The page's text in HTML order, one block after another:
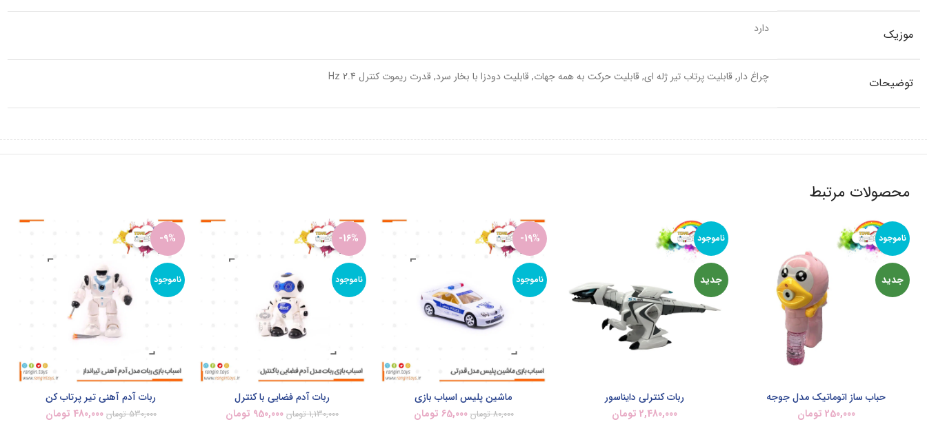
موزیک دارد
توضیحات چراغ دار, قابلیت پرتاب تیر ژله ای, قابلیت حرکت به همه جهات, قابلیت دودزا با بخار سرد, قدرت ریموت کنترل 2.4 Hz
محصولات مرتبط
ناموجود
جدید
حباب ساز اتوماتیک مدل جوجه
250,000 تومان
ناموجود
جدید
ربات کنترلی دایناسور
2,480,000 تومان
-19%
ناموجود
ماشین پلیس اسباب بازی
80,000 تومان 65,000 تومان
-16%
ناموجود
ربات آدم فضایی با کنترل
1,130,000 تومان 950,000 تومان
-9%
ناموجود
ربات آدم آهنی تیر پرتاب کن
530,000 تومان 480,000 تومان